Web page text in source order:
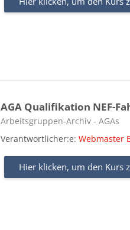
AGA Qualifikation NEF-
Kursbereich
Arbeitsgruppen-Archiv - AGAs
Verantwortlicher:e:Webmaster
Hier klicken, um den Kurs